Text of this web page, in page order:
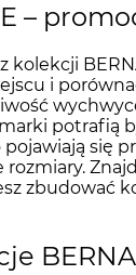
–
kolekcji
i
potrafią
pojawiają się
zbudować